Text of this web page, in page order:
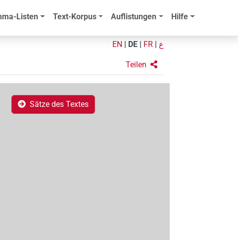
Listen Text-Korpus Auflistungen Hilfe
EN DE FR ع
Teilen
Sätze des Textes